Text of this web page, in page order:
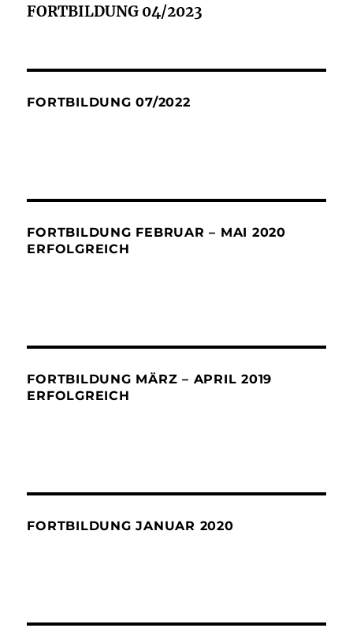
FORTBILDUNG 04/2023
FORTBILDUNG 07/2022
FORTBILDUNG FEBRUAR – MAI 2020
ERFOLGREICH
FORTBILDUNG MÄRZ – APRIL 2019
ERFOLGREICH
FORTBILDUNG JANUAR 2020